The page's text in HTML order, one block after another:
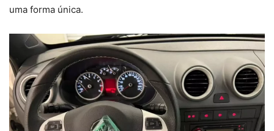
uma forma única.